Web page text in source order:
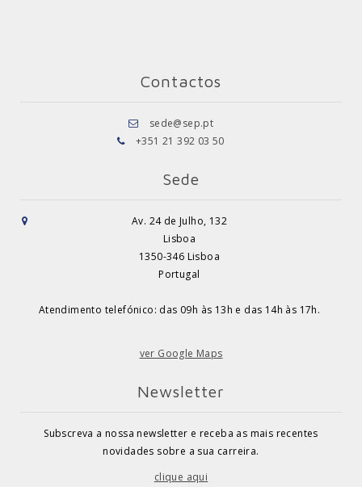
Contactos
sede@sep.pt
+351 21 392 03 50
Sede
Av. 24 de Julho, 132
Lisboa
1350-346 Lisboa
Portugal
Atendimento telefónico: das 09h às 13h e das 14h às 17h.
ver Google Maps
Newsletter
Subscreva a nossa newsletter e receba as mais recentes
novidades sobre a sua carreira.
clique aqui